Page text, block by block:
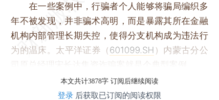
在一些案例中，行骗者个人能够将骗局编织多
年不被发现，并非骗术高明，而是暴露其所在金融
机构内部管理长期失控，使得分支机构成为违法行
为的温床。太平洋证券（601099.SH ）内蒙古分公
司原总经理宋长达集资诈骗案就是个典型案例。
本文共计3878字 订阅后继续阅读
登录 后获取已订阅的阅读权限